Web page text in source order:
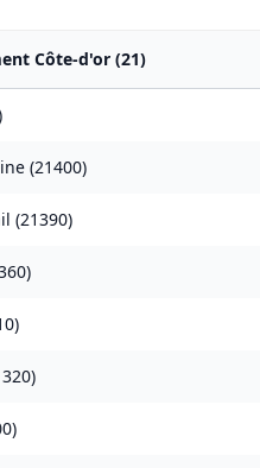
Côte-d'or (21)
(21400)
(21390)
)
)
)
)